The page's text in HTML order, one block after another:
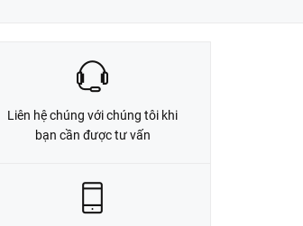
Liên hệ chúng với chúng tôi khi
bạn cần được tư vấn